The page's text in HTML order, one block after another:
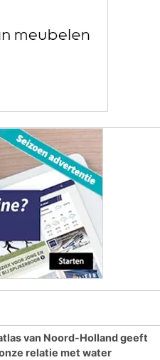
van Noord-Holland geeft
relatie met water